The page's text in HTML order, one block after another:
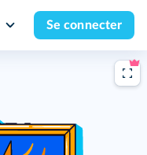
Se connecter